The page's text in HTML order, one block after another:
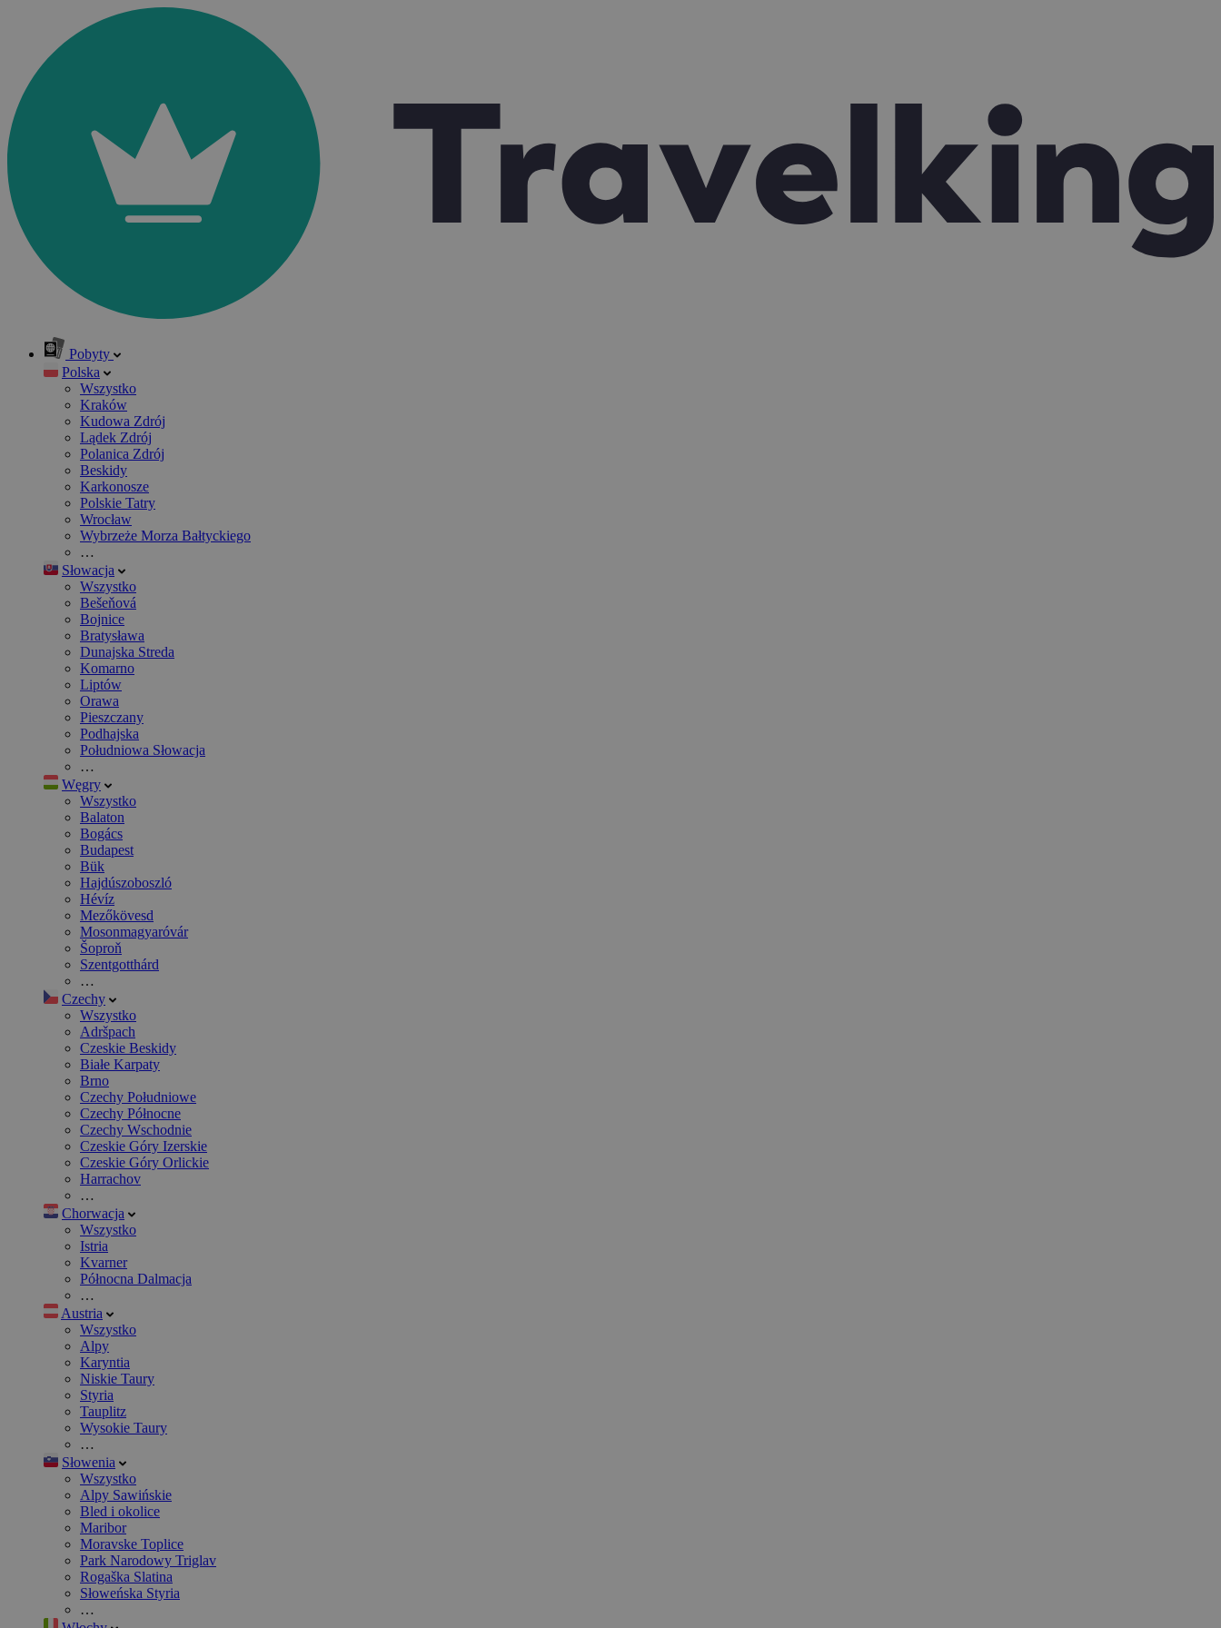
Pobyty
Polska
Wszystko
Kraków
Kudowa Zdrój
Lądek Zdrój
Polanica Zdrój
Beskidy
Karkonosze
Polskie Tatry
Wrocław
Wybrzeże Morza Bałtyckiego
…
Słowacja
Wszystko
Bešeňová
Bojnice
Bratysława
Dunajska Streda
Komarno
Liptów
Orawa
Pieszczany
Podhajska
Południowa Słowacja
…
Węgry
Wszystko
Balaton
Bogács
Budapest
Bük
Hajdúszoboszló
Hévíz
Mezőkövesd
Mosonmagyaróvár
Šoproň
Szentgotthárd
…
Czechy
Wszystko
Adršpach
Czeskie Beskidy
Białe Karpaty
Brno
Czechy Południowe
Czechy Północne
Czechy Wschodnie
Czeskie Góry Izerskie
Czeskie Góry Orlickie
Harrachov
…
Chorwacja
Wszystko
Istria
Kvarner
Północna Dalmacja
…
Austria
Wszystko
Alpy
Karyntia
Niskie Taury
Styria
Tauplitz
Wysokie Taury
…
Słowenia
Wszystko
Alpy Sawińskie
Bled i okolice
Maribor
Moravske Toplice
Park Narodowy Triglav
Rogaška Slatina
Słoweńska Styria
…